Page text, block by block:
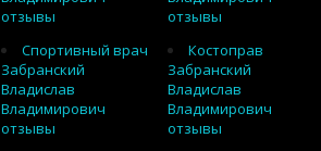
отзывы
отзывы
Спортивный врач
Забранский
Владислав
Владимирович
отзывы
Костоправ
Забранский
Владислав
Владимирович
отзывы